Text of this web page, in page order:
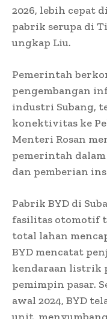
2026, lebih cepat
pabrik serupa di
ungkap Liu.
Pemerintah
pengembangan
industri Subang,
konektivitas ke
Menteri Rosan
pemerintah
dan pemberian
Pabrik BYD di
fasilitas otomotif
total lahan
BYD mencatat
kendaraan listrik
pemimpin pasar.
awal 2024, BYD
unit,